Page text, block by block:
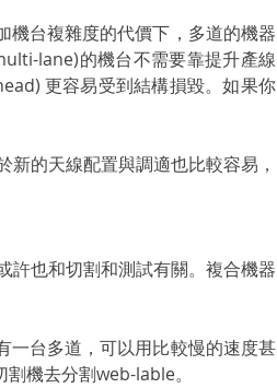
機台複雜度的代價下，多道的機器
lane)的機台不需要靠提升產線
更容易受到結構損毀。如果你
的天線配置與調適也比較容易，
許也和切割和測試有關。複合機器
一台多道，可以用比較慢的速度甚
機去分割web-lable。